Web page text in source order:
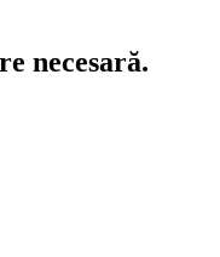
necesară.